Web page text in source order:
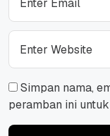
Simpan nama,
peramban ini